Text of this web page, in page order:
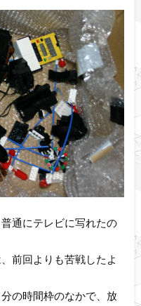
通にテレビに写れたの
前回よりも苦戦したよ
の時間枠のなかで、放